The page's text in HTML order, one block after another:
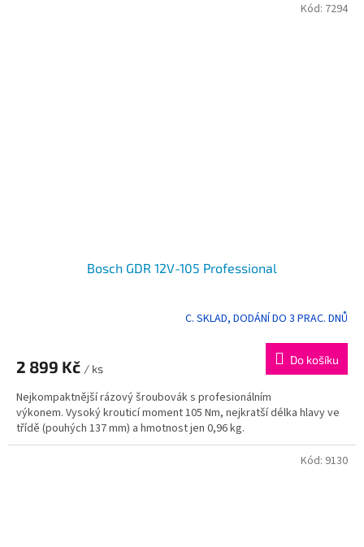
Bosch GDR 12V-105 Professional
C. SKLAD, DODÁNÍ DO 3 PRAC. DNŮ
2 899 Kč / ks
Do košíku
Nejkompaktnější rázový šroubovák s profesionálním
výkonem. Vysoký krouticí moment 105 Nm, nejkratší délka hlavy ve
třídě (pouhých 137 mm) a hmotnost jen 0,96 kg.
Kód: 7294
Kód: 9130